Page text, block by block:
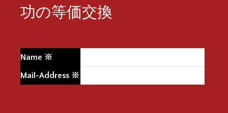
功の等価交換
Name ※
Mail-Address ※